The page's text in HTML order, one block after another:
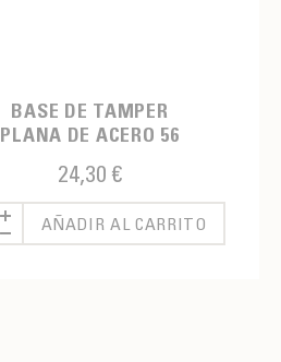
BASE DE TAMPER
PLANA DE ACERO 56
24,30 €
AÑADIR AL CARRITO